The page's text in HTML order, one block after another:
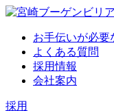
お手伝いが必要
よくある質問
採用情報
会社案内
採用